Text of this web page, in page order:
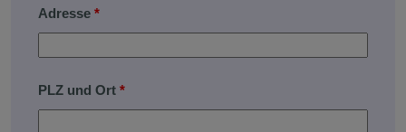
Adresse *
PLZ und Ort *